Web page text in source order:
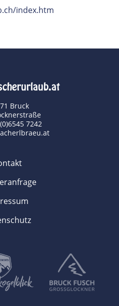
index.htm
Bruck
7242